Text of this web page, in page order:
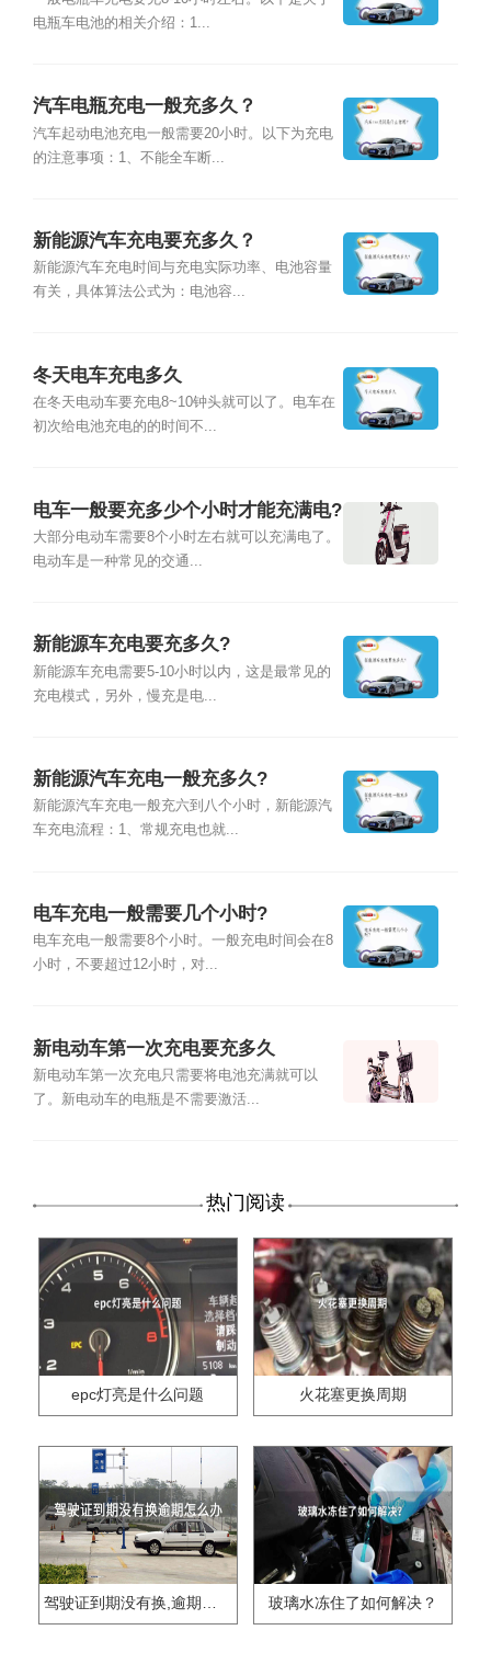
电瓶车电池的相关介绍：1...
汽车电瓶充电一般充多久？
汽车起动电池充电一般需要20小时。以下为充电
的注意事项：1、不能全车断...
新能源汽车充电要充多久？
新能源汽车充电时间与充电实际功率、电池容量
有关，具体算法公式为：电池容...
冬天电车充电多久
在冬天电动车要充电8~10钟头就可以了。电车在
初次给电池充电的的时间不...
电车一般要充多少个小时才能充满电?
大部分电动车需要8个小时左右就可以充满电了。
电动车是一种常见的交通...
新能源车充电要充多久?
新能源车充电需要5-10小时以内，这是最常见的
充电模式，另外，慢充是电...
新能源汽车充电一般充多久?
新能源汽车充电一般充六到八个小时，新能源汽
车充电流程：1、常规充电也就...
电车充电一般需要几个小时?
电车充电一般需要8个小时。一般充电时间会在8
小时，不要超过12小时，对...
新电动车第一次充电要充多久
新电动车第一次充电只需要将电池充满就可以
了。新电动车的电瓶是不需要激活...
热门阅读
epc灯亮是什么问题 火花塞更换周期
驾驶证到期没有换,逾期怎么办?? 玻璃水冻住了如何解决？